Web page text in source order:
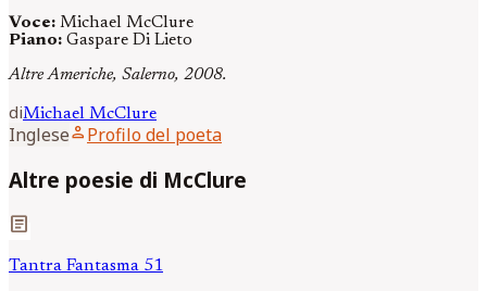
Voce: Michael McClure
Piano: Gaspare Di Lieto
Altre Americhe, Salerno, 2008.
diMichael McClure
Ingleseperson Profilo del poeta
Altre poesie di McClure
article
Tantra Fantasma 51